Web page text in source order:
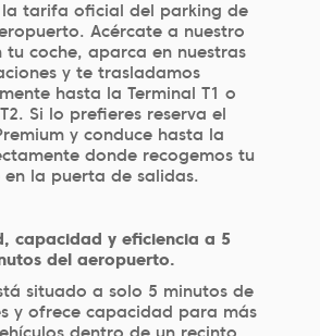
tarifa oficial del parking de
Acércate a nuestro
tu coche, aparca en nuestras
y te trasladamos
hasta la Terminal T1 o
Si lo prefieres reserva el
y conduce hasta la
donde recogemos tu
en la puerta de salidas.
capacidad y eficiencia a 5
del aeropuerto.
situado a solo 5 minutos de
y ofrece capacidad para más